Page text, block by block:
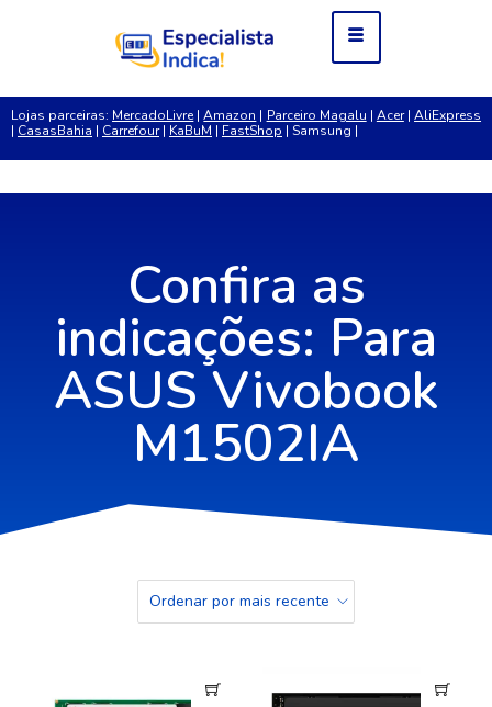
Lojas parceiras: MercadoLivre | Amazon | Parceiro Magalu | Acer|AliExpress
| CasasBahia | Carrefour| KaBuM | FastShop | Samsung |
Confira as
indicações: Para
ASUS Vivobook
M1502IA